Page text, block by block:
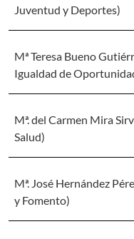
Juventud y Deportes)
Mª Teresa Bueno
Igualdad de
Mª. del Carmen Mira
Salud)
Mª. José Hernández
y Fomento)